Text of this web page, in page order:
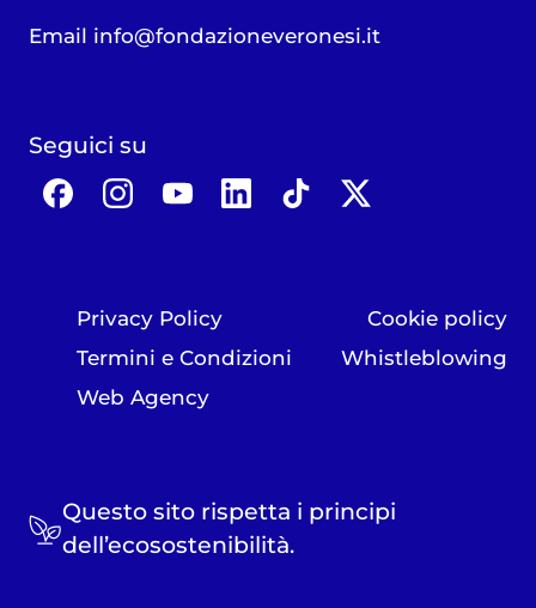
Email info@fondazioneveronesi.it
Seguici su
Privacy Policy
Cookie policy
Termini e Condizioni
Whistleblowing
Web Agency
Questo sito rispetta i principi
dell’ecosostenibilità.